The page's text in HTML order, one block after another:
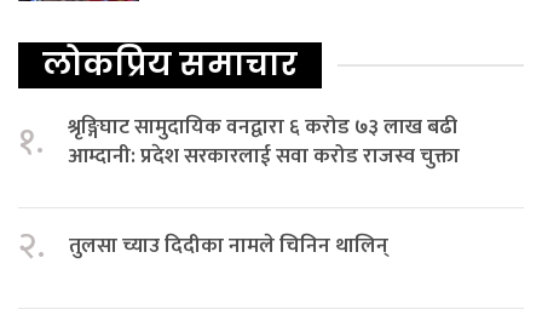
लोकप्रिय समाचार
१.
श्रृङ्गिघाट सामुदायिक वनद्वारा ६ करोड ७३ लाख बढी
आम्दानी: प्रदेश सरकारलाई सवा करोड राजस्व चुक्ता
२. तुलसा च्याउ दिदीका नामले चिनिन थालिन्